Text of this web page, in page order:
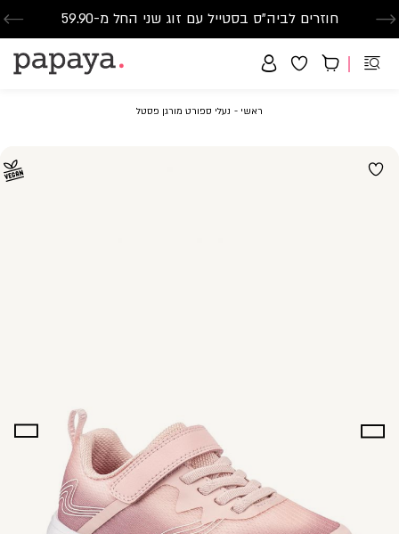
משלוח חינם בקנייה מעל 299₪ | זמני אספקה עד 5 ימי עסקים
חוזרים לביה"ס בסטייל עם זוג שני החל מ-59.90
סנדלים-הזדמנות אחרונה-החל מ-79.90
ראשי ראשי
נעלי ספורט מורגן פסטלנעלי